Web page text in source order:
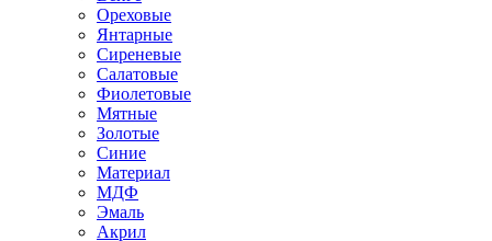
Ореховые
Янтарные
Сиреневые
Салатовые
Фиолетовые
Мятные
Золотые
Синие
Материал
МДФ
Эмаль
Акрил